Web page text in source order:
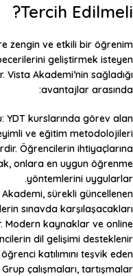
Tercih Edilmeli?
zengin ve etkili bir öğrenim
geliştirmek isteyen
Akademi’nin sağladığı
avantajlar arasında:
: YDT kurslarında görev alan
ve eğitim metodolojileri
Öğrencilerin ihtiyaçlarına
onlara en uygun öğrenme
yöntemlerini uygularlar.
Akademi, sürekli güncellenen
sınavda karşılaşacakları
Modern kaynaklar ve online
dil gelişimi desteklenir.
katılımını teşvik eden
çalışmaları, tartışmalar